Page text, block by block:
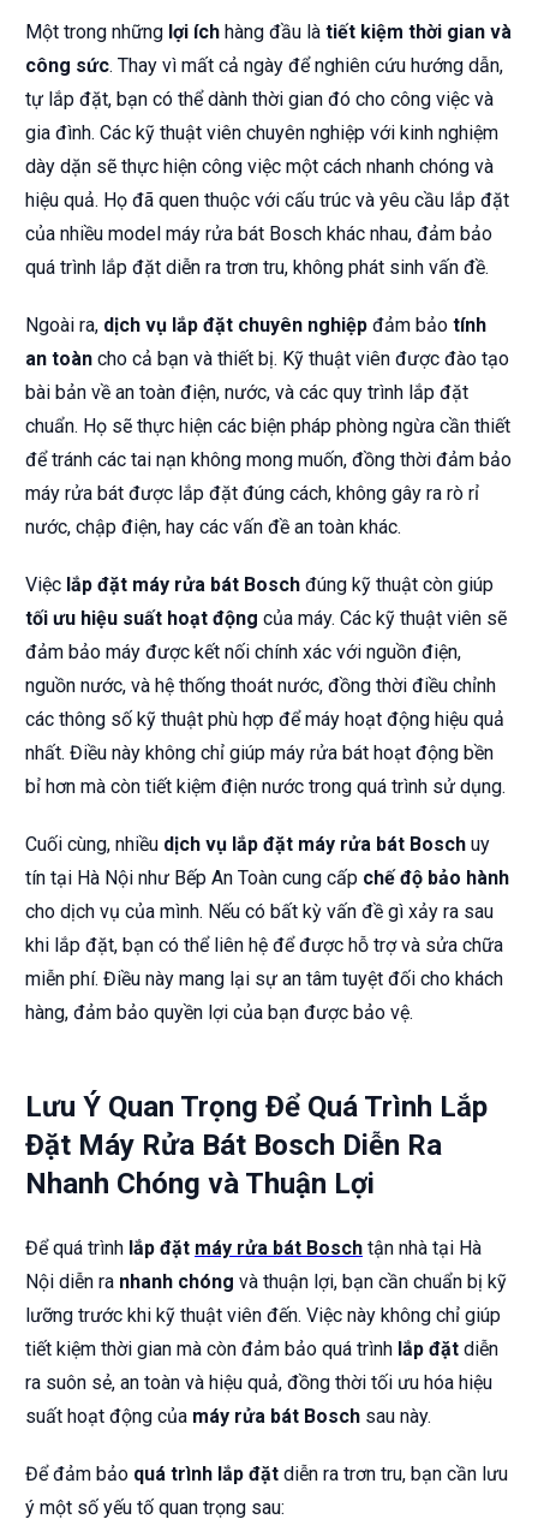
Một trong những lợi ích hàng đầu là tiết kiệm thời gian và
công sức. Thay vì mất cả ngày để nghiên cứu hướng dẫn,
tự lắp đặt, bạn có thể dành thời gian đó cho công việc và
gia đình. Các kỹ thuật viên chuyên nghiệp với kinh nghiệm
dày dặn sẽ thực hiện công việc một cách nhanh chóng và
hiệu quả. Họ đã quen thuộc với cấu trúc và yêu cầu lắp đặt
của nhiều model máy rửa bát Bosch khác nhau, đảm bảo
quá trình lắp đặt diễn ra trơn tru, không phát sinh vấn đề.
Ngoài ra, dịch vụ lắp đặt chuyên nghiệp đảm bảo tính
an toàn cho cả bạn và thiết bị. Kỹ thuật viên được đào tạo
bài bản về an toàn điện, nước, và các quy trình lắp đặt
chuẩn. Họ sẽ thực hiện các biện pháp phòng ngừa cần thiết
để tránh các tai nạn không mong muốn, đồng thời đảm bảo
máy rửa bát được lắp đặt đúng cách, không gây ra rò rỉ
nước, chập điện, hay các vấn đề an toàn khác.
Việc lắp đặt máy rửa bát Bosch đúng kỹ thuật còn giúp
tối ưu hiệu suất hoạt động của máy. Các kỹ thuật viên sẽ
đảm bảo máy được kết nối chính xác với nguồn điện,
nguồn nước, và hệ thống thoát nước, đồng thời điều chỉnh
các thông số kỹ thuật phù hợp để máy hoạt động hiệu quả
nhất. Điều này không chỉ giúp máy rửa bát hoạt động bền
bỉ hơn mà còn tiết kiệm điện nước trong quá trình sử dụng.
Cuối cùng, nhiều dịch vụ lắp đặt máy rửa bát Bosch uy
tín tại Hà Nội như Bếp An Toàn cung cấp chế độ bảo hành
cho dịch vụ của mình. Nếu có bất kỳ vấn đề gì xảy ra sau
khi lắp đặt, bạn có thể liên hệ để được hỗ trợ và sửa chữa
miễn phí. Điều này mang lại sự an tâm tuyệt đối cho khách
hàng, đảm bảo quyền lợi của bạn được bảo vệ.
Lưu Ý Quan Trọng Để Quá Trình Lắp
Đặt Máy Rửa Bát Bosch Diễn Ra
Nhanh Chóng và Thuận Lợi
Để quá trình lắp đặt máy rửa bát Bosch tận nhà tại Hà
Nội diễn ra nhanh chóng và thuận lợi, bạn cần chuẩn bị kỹ
lưỡng trước khi kỹ thuật viên đến. Việc này không chỉ giúp
tiết kiệm thời gian mà còn đảm bảo quá trình lắp đặt diễn
ra suôn sẻ, an toàn và hiệu quả, đồng thời tối ưu hóa hiệu
suất hoạt động của máy rửa bát Bosch sau này.
Để đảm bảo quá trình lắp đặt diễn ra trơn tru, bạn cần lưu
ý một số yếu tố quan trọng sau: